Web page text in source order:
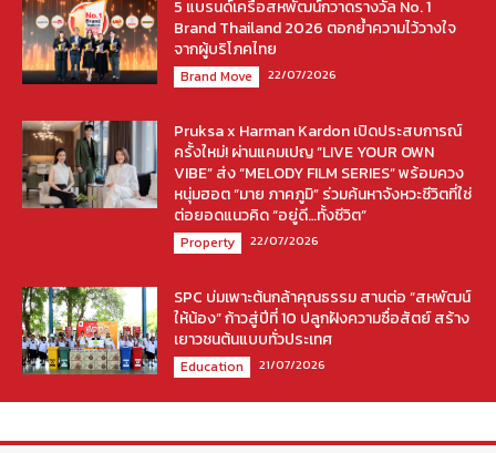
5 แบรนด์เครือสหพัฒน์กวาดรางวัล No. 1
Brand Thailand 2026 ตอกย้ำความไว้วางใจ
จากผู้บริโภคไทย
Brand Move 22/07/2026
Pruksa x Harman Kardon เปิดประสบการณ์
ครั้งใหม่! ผ่านแคมเปญ “LIVE YOUR OWN
VIBE” ส่ง “MELODY FILM SERIES” พร้อมควง
หนุ่มฮอต “มาย ภาคภูมิ” ร่วมค้นหาจังหวะชีวิตที่ใช่
ต่อยอดแนวคิด “อยู่ดี…ทั้งชีวิต”
Property 22/07/2026
SPC บ่มเพาะต้นกล้าคุณธรรม สานต่อ “สหพัฒน์
ให้น้อง” ก้าวสู่ปีที่ 10 ปลูกฝังความซื่อสัตย์ สร้าง
เยาวชนต้นแบบทั่วประเทศ
Education 21/07/2026